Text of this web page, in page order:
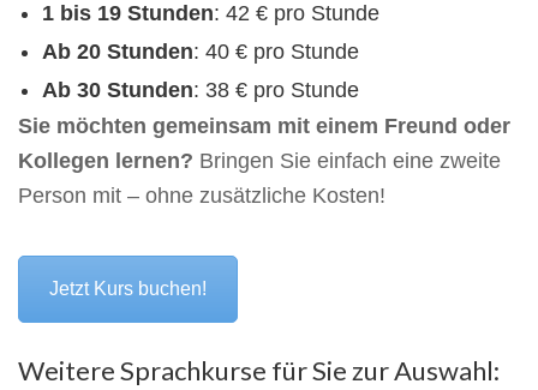
1 bis 19 Stunden: 42 € pro Stunde
Ab 20 Stunden: 40 € pro Stunde
Ab 30 Stunden: 38 € pro Stunde
Sie möchten gemeinsam mit einem Freund oder
Kollegen lernen? Bringen Sie einfach eine zweite
Person mit – ohne zusätzliche Kosten!
Jetzt Kurs buchen!
Weitere Sprachkurse für Sie zur Auswahl: